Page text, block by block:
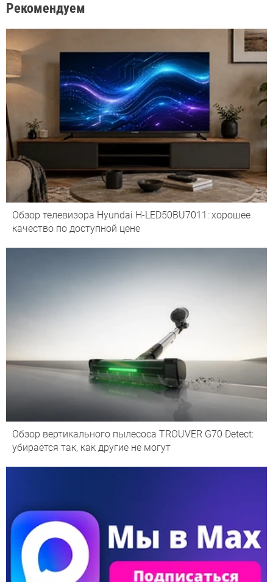
Рекомендуем
Обзор телевизора Hyundai H-LED50BU7011: хорошее
качество по доступной цене
Обзор вертикального пылесоса TROUVER G70 Detect:
убирается так, как другие не могут